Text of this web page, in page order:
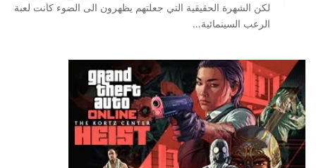
لكن الشهرة الحقيقية التي جعلتهم يظهرون الى الضوء كانت لعبة
الرعب السينمائية…